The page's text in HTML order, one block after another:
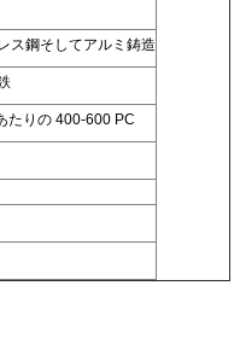
ス鋼そしてアルミ鋳造
たりの 400-600 PC